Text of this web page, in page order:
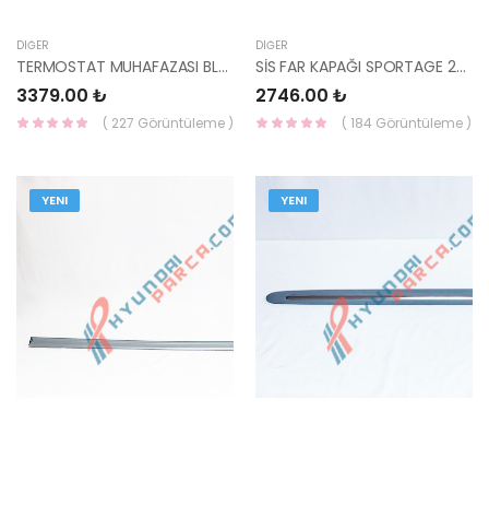
DIĞER
TERMOSTAT MUHAFAZASI BLUE / İ20 DİZEL 25610-2A750-HMC
3379.00 ₺
( 227 Görüntüleme )
DIĞER
SİS FAR KAPAĞI SPORTAGE 2016- 4 DELİKLİ SOL 86521-D9300-YS
2746.00 ₺
( 184 Görüntüleme )
YENI YENI